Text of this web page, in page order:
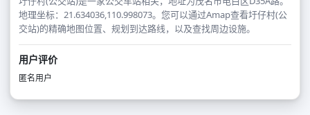
地理坐标：21.634036,110.998073。您可以通过Amap查看圩仔村(公
交站)的精确地图位置、规划到达路线，以及查找周边设施。
用户评价
匿名用户